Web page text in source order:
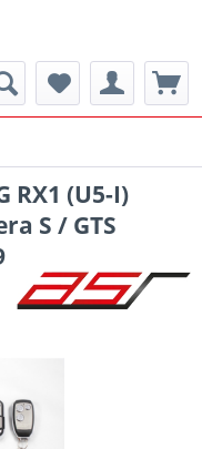
RX1 (U5-I)
S / GTS